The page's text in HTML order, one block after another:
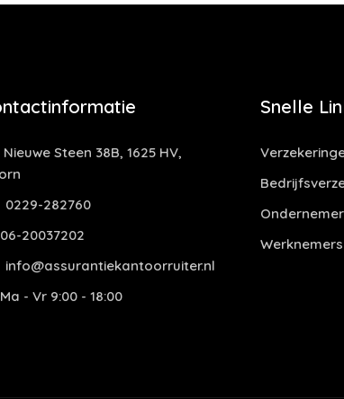
Nieuwe Steen 38B, 1625 HV,
0229-282760
06-20037202
info@assurantiekantoorruiter.nl
Ma - Vr 9:00 - 18:00
Snelle
Ondernemer
Werknemers